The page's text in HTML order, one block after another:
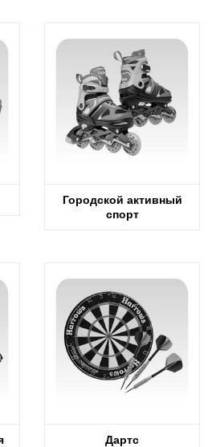
Городской активный
спорт
Дартс